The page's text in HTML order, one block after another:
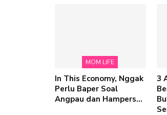
MOM LIFE
In This Economy, Nggak
Perlu Baper Soal
Angpau dan Hampers…
3